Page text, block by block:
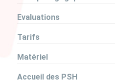
Evaluations
Tarifs
Matériel
Accueil des PSH